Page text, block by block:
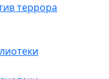
террора